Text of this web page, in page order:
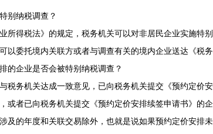
别纳税调查？
得税法》的规定，税务机关可以对非居民企业实施特
以委托境内关联方或者与调查有关的境内企业送达《税务
企业是否会被特别纳税调查？
务机关达成一致意见，已向税务机关提交《预约定价
或者已向税务机关提交《预约定价安排续签申请书》的
及的年度和关联交易除外，也就是说如果预约定价安排